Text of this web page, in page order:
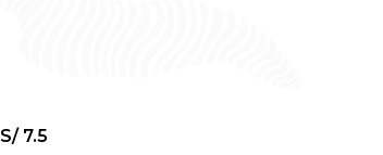
S/ 7.5